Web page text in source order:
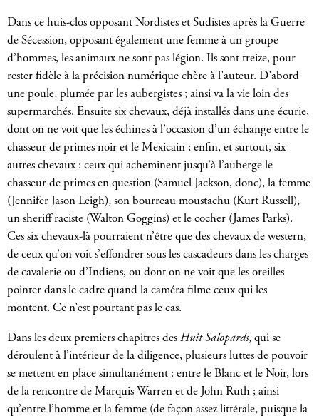
Dans ce huis-clos opposant Nordistes et Sudistes après la Guerre
de Sécession, opposant également une femme à un groupe
d’hommes, les animaux ne sont pas légion. Ils sont treize, pour
rester fidèle à la précision numérique chère à l’auteur. D’abord
une poule, plumée par les aubergistes ; ainsi va la vie loin des
supermarchés. Ensuite six chevaux, déjà installés dans une écurie,
dont on ne voit que les échines à l’occasion d’un échange entre le
chasseur de primes noir et le Mexicain ; enfin, et surtout, six
autres chevaux : ceux qui acheminent jusqu’à l’auberge le
chasseur de primes en question (Samuel Jackson, donc), la femme
(Jennifer Jason Leigh), son bourreau moustachu (Kurt Russell),
un sheriff raciste (Walton Goggins) et le cocher (James Parks).
Ces six chevaux-là pourraient n’être que des chevaux de western,
de ceux qu’on voit s’effondrer sous les cascadeurs dans les charges
de cavalerie ou d’Indiens, ou dont on ne voit que les oreilles
pointer dans le cadre quand la caméra filme ceux qui les
montent. Ce n’est pourtant pas le cas.
Dans les deux premiers chapitres des Huit Salopards, qui se
déroulent à l’intérieur de la diligence, plusieurs luttes de pouvoir
se mettent en place simultanément : entre le Blanc et le Noir, lors
de la rencontre de Marquis Warren et de John Ruth ; ainsi
qu’entre l’homme et la femme (de façon assez littérale, puisque la